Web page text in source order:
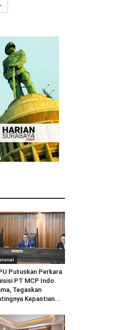
Putuskan Perkara
PT MCP Indo
Tegaskan
Kepastian...